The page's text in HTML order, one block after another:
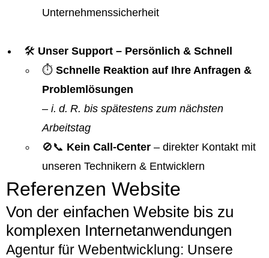
Unternehmenssicherheit
🛠️ Unser Support – Persönlich & Schnell
⏱️ Schnelle Reaktion auf Ihre Anfragen &
Problemlösungen
– i. d. R. bis spätestens zum nächsten
Arbeitstag
🚫📞 Kein Call-Center – direkter Kontakt mit
unseren Technikern & Entwicklern
Referenzen Website
Von der einfachen Website bis zu
komplexen Internetanwendungen
Agentur für Webentwicklung: Unsere